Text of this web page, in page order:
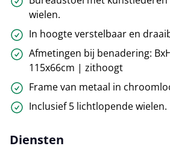
wielen.
In hoogte verstelbaar en
Afmetingen bij benadering:
115x66cm | zithoogt
Frame van metaal in
Inclusief 5 lichtlopende wielen.
Diensten